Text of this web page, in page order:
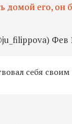
домой его, он
Фев
себя